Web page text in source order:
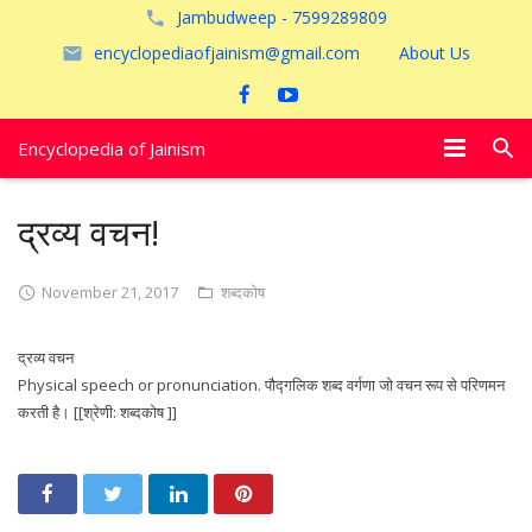
Jambudweep - 7599289809
encyclopediaofjainism@gmail.com
About Us
Encyclopedia of Jainism
पूजायें
अयोध्या
द्रव्य वचन!
November 21, 2017 शब्दकोष
द्रव्य वचन
Physical speech or pronunciation. पौद्गलिक शब्द वर्गणा जो वचन रूप से परिणमन
करती है। [[श्रेणी: शब्दकोष ]]